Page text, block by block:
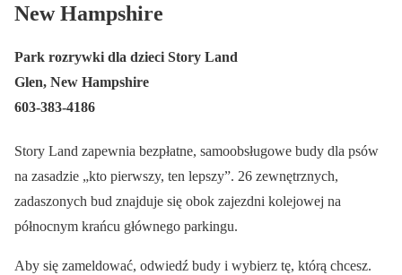
New Hampshire
Park rozrywki dla dzieci Story Land
Glen, New Hampshire
603-383-4186
Story Land zapewnia bezpłatne, samoobsługowe budy dla psów
na zasadzie „kto pierwszy, ten lepszy”. 26 zewnętrznych,
zadaszonych bud znajduje się obok zajezdni kolejowej na
północnym krańcu głównego parkingu.
Aby się zameldować, odwiedź budy i wybierz tę, którą chcesz.